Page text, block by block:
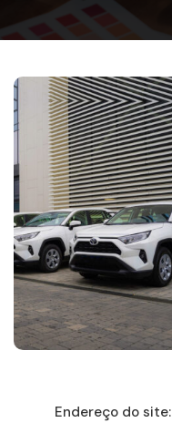
Endereço do site: